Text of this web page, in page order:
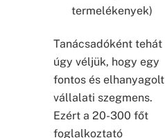
termelékenyek)
Tanácsadóként tehát
úgy véljük, hogy egy
fontos és elhanyagolt
vállalati szegmens.
Ezért a 20-300 főt
foglalkoztató